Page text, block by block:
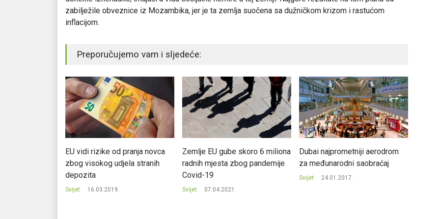
zabilježile obveznice iz Mozambika, jer je ta zemlja suočena sa dužničkom krizom i rastućom
inflacijom.
Preporučujemo vam i sljedeće:
EU vidi rizike od pranja novca
zbog visokog udjela stranih
depozita
Svijet 16.03.2019.
Zemlje EU gube skoro 6 miliona
radnih mjesta zbog pandemije
Covid-19
Svijet 07.04.2021.
Dubai najprometniji aerodrom
za međunarodni saobraćaj
Svijet 24.01.2017.